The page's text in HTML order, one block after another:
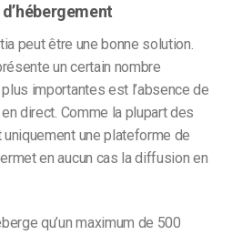
peut être une bonne solution.
un certain nombre
plus importantes est l’absence de
direct. Comme la plupart des
une plateforme de
en aucun cas la diffusion en
qu’un maximum de 500